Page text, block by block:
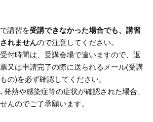
講習を受講できなかった場合でも、講習
れませんので注意してください。
付時間は、受講会場で違いますので、返
又は申請完了の際に送られるメール(受講
の)を必ず確認してください。
発熱や感染症等の症状が確認された場合、
んのでご了承願います。